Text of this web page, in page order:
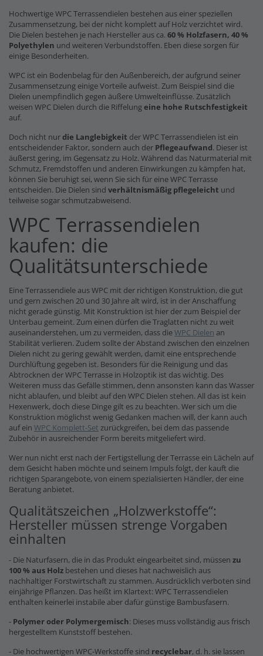
Hochwertige WPC Terrassendielen bestehen aus einer speziellen
Zusammensetzung, bei der nicht komplett auf Holz verzichtet wird.
Die Dielen bestehen je nach Hersteller aus ca. 60 % Holzfasern, 40 %
Polyethylen und weiteren Verbundstoffen. Eben diese sorgen für
einige Besonderheiten.
WPC ist ein Bodenbelag für den Außenbereich, der aufgrund seiner
Zusammensetzung einige Vorteile aufweist. Zum Beispiel sind die
Dielen unempfindlich gegen äußere Umwelteinflüsse. Zusätzlich
weisen WPC Dielen durch die Riffelungeine hohe Rutschfestigkeit
auf.
Doch nicht nurdie Langlebigkeit der WPC Terrassendielen ist ein
entscheidender Faktor, sondern auch der Pflegeaufwand. Dieser ist
äußerst gering, im Gegensatz zu Holz. Während das Naturmaterial mit
Schmutz, Fremdstoffen und anderen Einwirkungen zu kämpfen hat,
können Sie beruhigt sei, wenn Sie sich für eine WPC Terrasse
entscheiden. Die Dielen sind verhältnismäßig pflegeleicht und
teilweise sogar schmutzabweisend.
WPC Terrassendielen
kaufen: die
Qualitätsunterschiede
Eine Terrassendiele aus WPC mit der richtigen Konstruktion, die gut
und gern zwischen 20 und 30 Jahre alt wird, ist in der Anschaffung
nicht gerade günstig. Mit Konstruktion ist hier der zum Beispiel der
Unterbau gemeint. Zum einen dürfen die Traglatten nicht zu weit
auseinanderstehen, um zu vermeiden, dass dieWPC Dielen an
Stabilität verlieren. Zudem sollte der Abstand zwischen den einzelnen
Dielen nicht zu gering gewählt werden, damit eine entsprechende
Durchlüftung gegeben ist. Besonders für die Reinigung und das
Abtrocknen der WPC Terrasse in Holzoptik ist das wichtig. Des
Weiteren muss das Gefälle stimmen, denn ansonsten kann das Wasser
nicht ablaufen, und bleibt auf den WPC Dielen stehen. All das ist kein
Hexenwerk, doch diese Dinge gilt es zu beachten. Wer sich um die
Konstruktion möglichst wenig Gedanken machen will, der kann auch
auf ein WPC Komplett-Set zurückgreifen, bei dem das passende
Zubehör in ausreichender Form bereits mitgeliefert wird.
Wer nun nicht erst nach der Fertigstellung der Terrasse ein Lächeln auf
dem Gesicht haben möchte und seinem Impuls folgt, der kauft die
richtigen Sparangebote, von einem spezialisierten Händler, der eine
Beratung anbietet.
Qualitätszeichen „Holzwerkstoffe“:
Hersteller müssen strenge Vorgaben
einhalten
- Die Naturfasern, die in das Produkt eingearbeitet sind, müssen zu
100 % aus Holz bestehen und dieses hat nachweislich aus
nachhaltiger Forstwirtschaft zu stammen. Ausdrücklich verboten sind
einjährige Pflanzen. Das heißt im Klartext: WPC Terrassendielen
enthalten keinerlei instabile aber dafür günstige Bambusfasern.
- Polymer oder Polymergemisch: Dieses muss vollständig aus frisch
hergestelltem Kunststoff bestehen.
- Die hochwertigen WPC-Werkstoffe sind recyclebar, d. h. sie lassen